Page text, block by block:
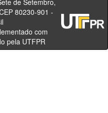
Setembro,
80230-901 -
- Brasil
com
pela UTFPR